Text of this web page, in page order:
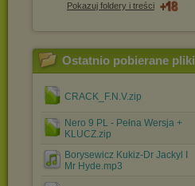
Pokazuj foldery i treści
Ostatnio pobierane pliki
CRACK_F.N.V.zip
Nero 9 PL - Pełna Wersja +
KLUCZ.zip
Borysewicz Kukiz-Dr Jackyl I
Mr Hyde.mp3